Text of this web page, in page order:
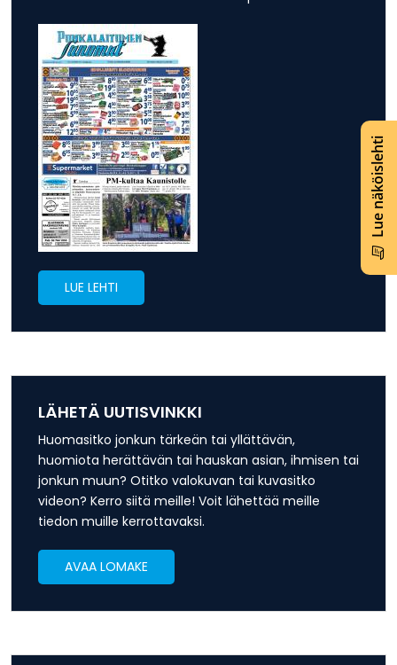
Lue näköislehti
LUE LEHTI
LÄHETÄ UUTISVINKKI
Huomasitko jonkun tärkeän tai yllättävän,
huomiota herättävän tai hauskan asian, ihmisen tai
jonkun muun? Otitko valokuvan tai kuvasitko
videon? Kerro siitä meille! Voit lähettää meille
tiedon muille kerrottavaksi.
AVAA LOMAKE